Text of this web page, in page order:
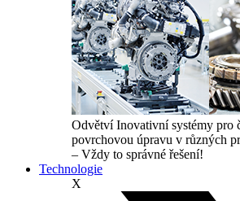
OdvětvíInovativní systémy pro
povrchovou úpravu v různých
– Vždy to správné řešení!
Technologie
X